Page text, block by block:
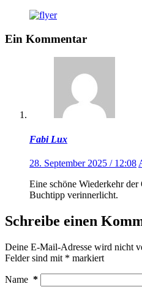
Ein Kommentar
Fabi Lux
28. September 2025 / 12:08
Eine schöne Wiederkehr
Buchtipp verinnerlicht.
Schreibe einen
Deine E-Mail-Adresse wird nicht
Felder sind mit * markiert
Name *